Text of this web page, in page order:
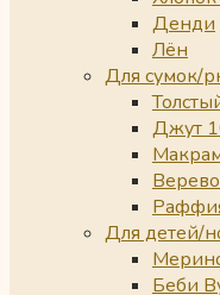
Денди
Лён
Для сумок/
Джут
Для детей/
Беби